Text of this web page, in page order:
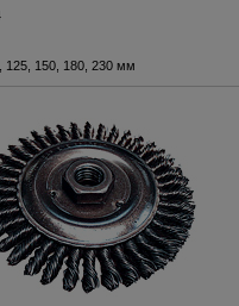
125, 150, 180, 230 мм